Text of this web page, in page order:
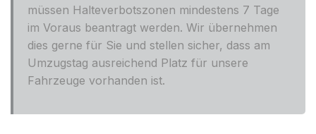
müssen Halteverbotszonen mindestens 7 Tage
im Voraus beantragt werden. Wir übernehmen
dies gerne für Sie und stellen sicher, dass am
Umzugstag ausreichend Platz für unsere
Fahrzeuge vorhanden ist.